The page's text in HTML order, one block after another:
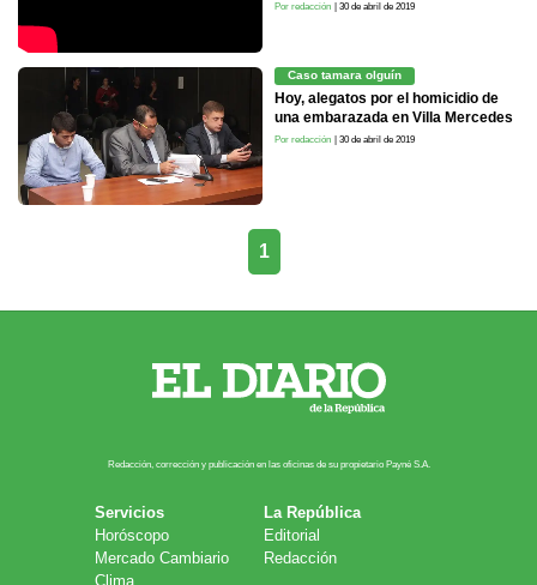
Por redacción | 30 de abril de 2019
Caso tamara olguín
Hoy, alegatos por el homicidio de
una embarazada en Villa Mercedes
Por redacción | 30 de abril de 2019
1
Redacción, corrección y publicación en las oficinas de su propietario Payn​é S.A.
Servicios
Horóscopo
Mercado Cambiario
Clima
La República
Editorial
Redacción